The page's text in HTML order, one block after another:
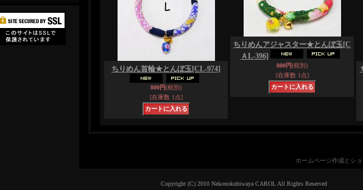
ちりめん首輪★とんぼ玉[CL-974]
800円(税別)
[在庫数 1点]
ちりめんアジャスター★とんぼ玉[C
ＡL-396]
800円(税別)
[在庫数 1点]
ホームページ作成とシ
Copyright (C) 2010 Nekonokubiwaya CAROL All Rights Reserved